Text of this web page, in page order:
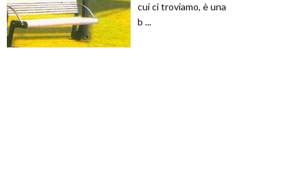
cui ci troviamo, è una
b ...